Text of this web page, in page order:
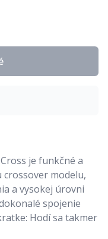
je funkčné a
crossover modelu,
a vysokej úrovni
spojenie
Hodí sa takmer